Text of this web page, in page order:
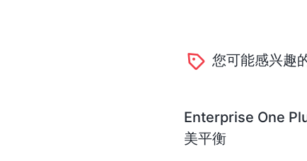
您可能感兴趣
Enterprise One
美平衡